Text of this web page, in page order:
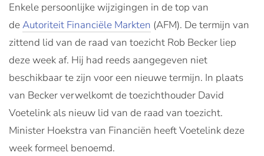
Enkele persoonlijke wijzigingen in de top van
deAutoriteit Financiële Markten (AFM). De termijn van
zittend lid van de raad van toezicht Rob Becker liep
deze week af. Hij had reeds aangegeven niet
beschikbaar te zijn voor een nieuwe termijn. In plaats
van Becker verwelkomt de toezichthouder David
Voetelink als nieuw lid van de raad van toezicht.
Minister Hoekstra van Financiën heeft Voetelink deze
week formeel benoemd.